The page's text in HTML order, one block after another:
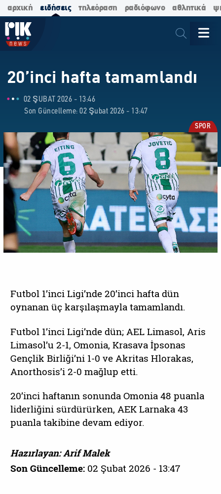
αρχική ειδήσεις τηλεόραση ραδιόφωνο αθλητικά
20’inci hafta tamamlandı
02 ŞUBAT 2026 - 13:46
Son Güncelleme: 02 Şubat 2026 - 13:47
SPOR
Futbol 1’inci Ligi’nde 20’inci hafta dün
oynanan üç karşılaşmayla tamamlandı.
Futbol 1’inci Ligi’nde dün; AEL Limasol, Aris
Limasol’u 2-1, Omonia, Krasava İpsonas
Gençlik Birliği’ni 1-0 ve Akritas Hlorakas,
Anorthosis’i 2-0 mağlup etti.
20’inci haftanın sonunda Omonia 48 puanla
liderliğini sürdürürken, AEK Larnaka 43
puanla takibine devam ediyor.
Hazırlayan: Arif Malek
Son Güncelleme: 02 Şubat 2026 - 13:47